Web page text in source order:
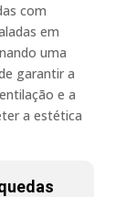
com
em
uma
garantir a
e a
a estética